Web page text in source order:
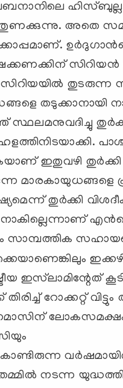
അതെ
സിറിയയില്‍
തടുക്കാനായി
സ്ഥലമനുവദിച്ചു
ഇതുവഴി തുര്‍ക്കി
മാരകായുധങ്ങളെ
തുര്‍ക്കി
സാമ്പത്തിക
ഇസ്‌ലാമിന്റേത്
റോക്കറ്റ്
നടന്ന